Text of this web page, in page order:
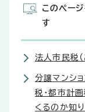
このペー
す
法人市民税（
分譲マンシ
税・都市計
くるのか知り